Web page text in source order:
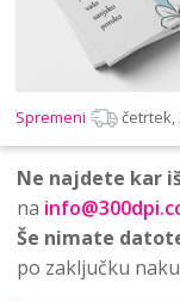
Spremeni četrtek,
Ne najdete kar
na
Še nimate
po zaključku